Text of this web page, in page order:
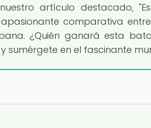
artículo destacado,
comparativa
¿Quién ganará esta
sumérgete en el fascinante